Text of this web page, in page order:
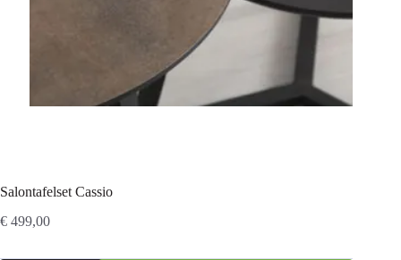
Salontafelset Cassio
€ 499,00